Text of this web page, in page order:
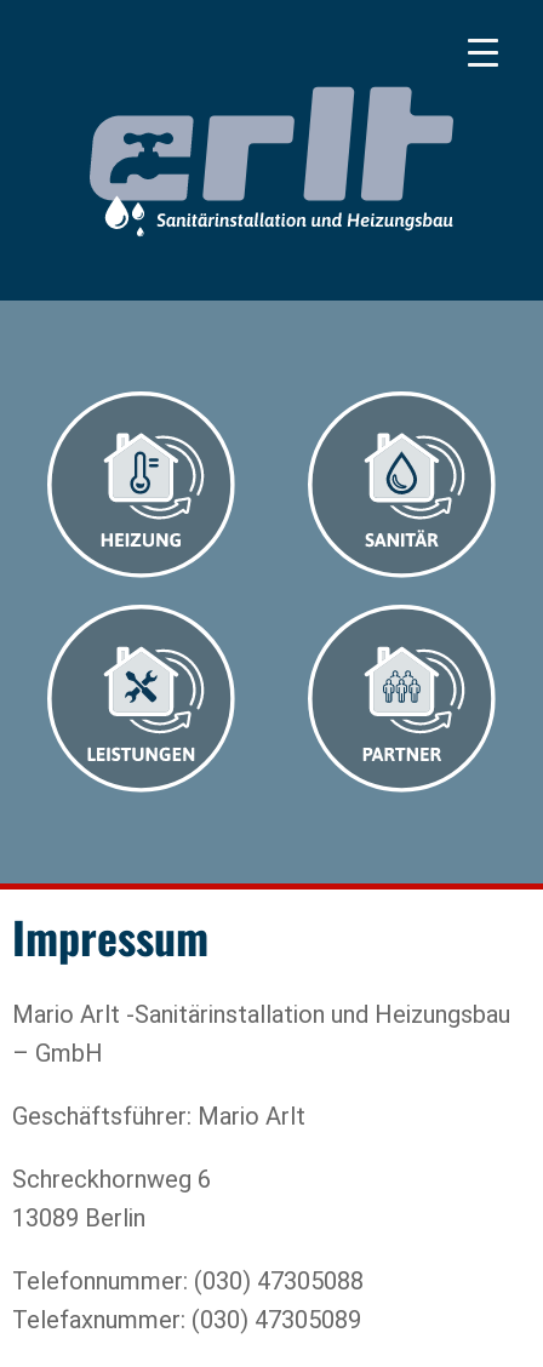
Impressum
Mario Arlt -Sanitärinstallation und Heizungsbau
– GmbH
Geschäftsführer: Mario Arlt
Schreckhornweg 6
13089 Berlin
Telefonnummer: (030) 47305088
Telefaxnummer: (030) 47305089